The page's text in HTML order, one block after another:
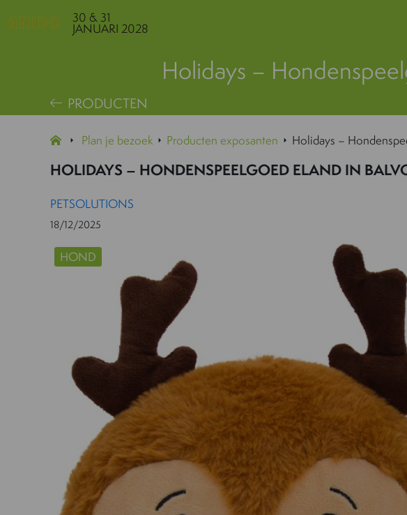
30 & 31
JANUARI 2028
Holidays –
PRODUCTEN
Plan je bezoek Producten exposanten Holidays –
HOLIDAYS – HONDENSPEELGOED ELAND IN
HOND
PETSOLUTIONS
18/12/2025